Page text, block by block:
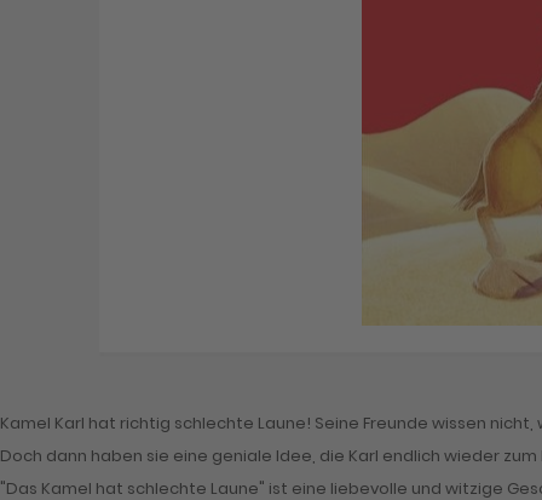
of
images
gallery
Kamel Karl hat richtig schlechte Laune! Seine Freunde wissen
Doch dann haben sie eine geniale Idee, die Karl endlich wieder
"Das Kamel hat schlechte Laune" ist eine liebevolle und witzige